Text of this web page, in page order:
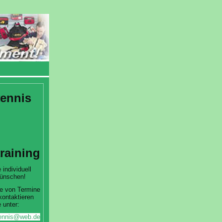
individuell
von Termine
unter: